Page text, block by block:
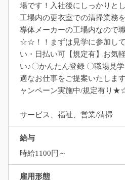
場です！入社後にしっかりと
工場内の更衣室での清掃業務
導体メーカーの工場内なので
☆☆！！まずは見学に参加し
い・日払い可【規定有】お気
い♪〇かんたん登録 〇職場見
適なお仕事をご提案いたしま
ャンペーン実施中/規定有り
サービス、福祉、営業/清掃
給与
時給1100円～
雇用形態